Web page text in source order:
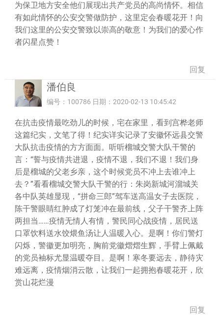
为保卫地方安全他们展现出共产党员的高尚情怀。相信
有如此情怀的公安交警做防护，这里定会春暖花开！向
我们这里的公安交警致以崇高的敬意！为我们的爱心作
者闪星点赞！
回复
潘伯良
编号：100786 日期：2020-02-13 10:45:42
在抗击疫情最吃劲儿的时候，宅在家里，看到宫桦老师
这篇纪实，文笔了得！纪实详实记录了安徽怀远县交警
大队抗击疫情的方方面面。听听榴城交警大队干警的
言：“誓与疫情共进退，疫情不退，我们不退！我们身
后是榴城的父老乡亲，这个时候党员不冲上去谁冲上
去？”看看榴城交警大队干警的行：朱岗新城河溜城关
各中队英雄显现，“拼命三郎”驾车送高温女子去医院，
陈干警眼睛红肿成了灯笼冲在最前线，父子干警齐上阵
两担当……疫情无情人有情，警民同心战疫情，居民送
口罩饮料送水饺煨鱼汤让人温暖入心。是啊！你们警灯
闪烁，警徽更加明亮，胸前党徽熠熠生辉，手臂上佩戴
的党员袖标尤显温暖夺目。是啊！寒冬要远去，静待灾
难远离，疫情烟消云散，让我们一起拥抱春暖花开，欣
赏山花烂漫
回复